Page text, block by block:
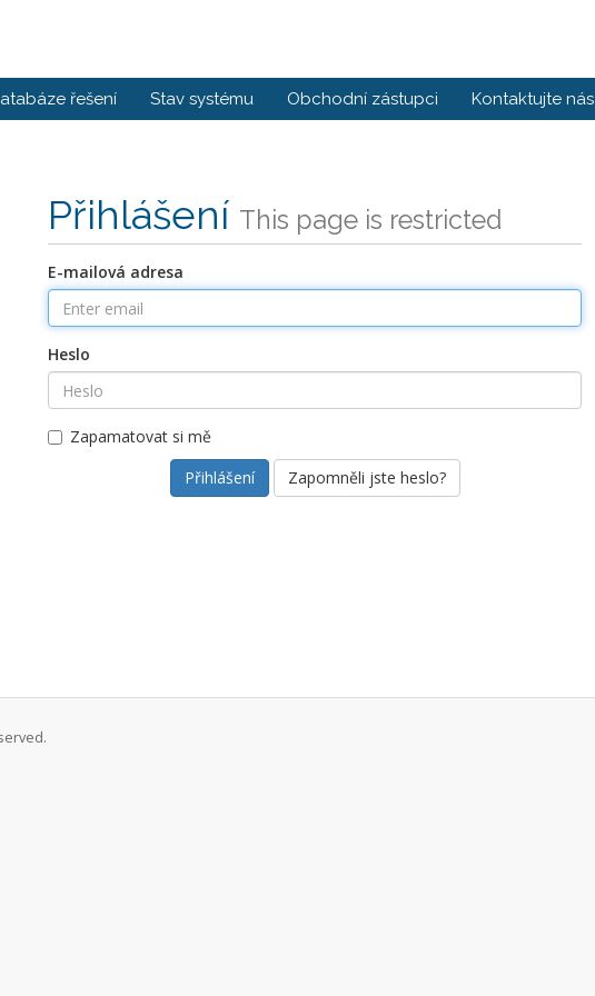
řešení Stav systému Obchodní zástupci Kontaktujte nás
Přihlášení This page is restricted
E-mailová adresa
Heslo
Zapamatovat si mě
Zapomněli jste heslo?